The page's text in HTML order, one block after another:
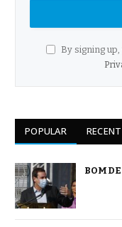
By signing
POPULAR RECENT
BOM